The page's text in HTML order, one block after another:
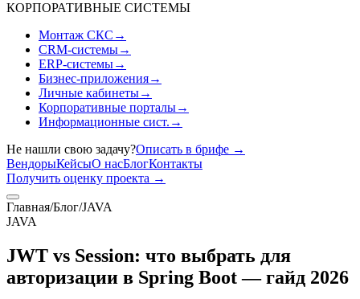
КОРПОРАТИВНЫЕ СИСТЕМЫ
Монтаж СКС →
CRM-системы→
ERP-системы→
Бизнес-приложения→
Личные кабинеты→
Корпоративные порталы→
Информационные сист. →
Не нашли свою задачу?Описать в брифе →
ВендорыКейсыО насБлогКонтакты
Получить оценку проекта →
Главная/Блог/JAVA
JAVA
JWT vs Session: что выбрать для
авторизации в Spring Boot — гайд 2026